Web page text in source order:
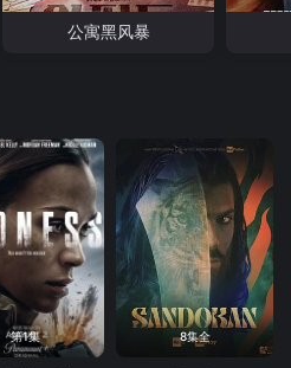
公寓黑风暴
第1集 8集全